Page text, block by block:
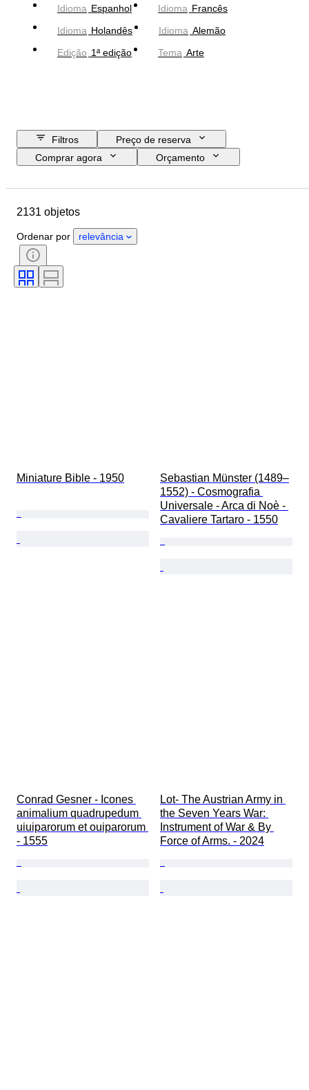
Idioma Espanhol Idioma Francês
Idioma Holandês Idioma Alemão
Edição 1ª edição Tema Arte
Filtros
Preço de reserva
Comprar agora
Orçamento
Material
Tema
Técnica
Assinatura
Encadernação
Idioma
2131 objetos
Ordenar por relevância
Miniature Bible - 1950
Sebastian Münster (1489–
1552) - Cosmografia
Universale - Arca di Noè -
Cavaliere Tartaro - 1550
Conrad Gesner - Icones
animalium quadrupedum
uiuiparorum et ouiparorum
- 1555
Lot- The Austrian Army in
the Seven Years War:
Instrument of War & By
Force of Arms. - 2024